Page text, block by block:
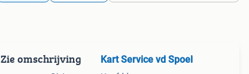
Zie omschrijving Kart Service vd Spoel